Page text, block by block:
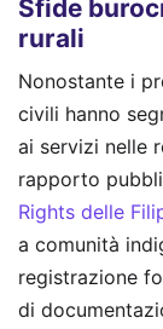
Sfide
rurali
Nonostante i
civili hanno
ai servizi nelle
rapporto
Rights delle
a comunità
registrazione
di